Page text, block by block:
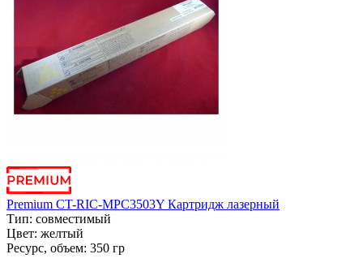
Premium CT-RIC-MPC3503Y Картридж лазерный
Тип: совместимый
Цвет: желтый
Ресурс, объем: 350 гр